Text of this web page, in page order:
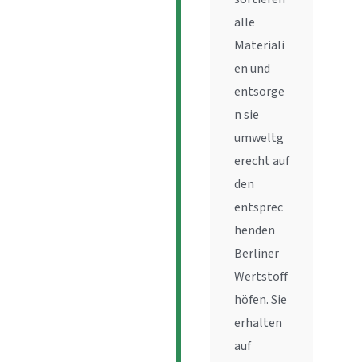
alle
Materiali
en und
entsorge
n sie
umweltg
erecht auf
den
entsprec
henden
Berliner
Wertstoff
höfen. Sie
erhalten
auf